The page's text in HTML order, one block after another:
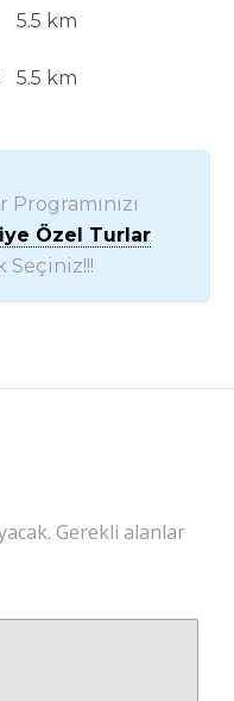
5.5 km
5.5 km
Özel Turlar
Seçiniz!!!
Gerekli alanlar